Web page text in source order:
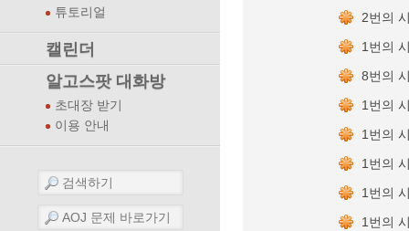
튜토리얼
캘린더
알고스팟 대화방
초대장 받기
이용 안내
2번의
1번의
8번의
1번의
1번의
1번의
1번의
1번의